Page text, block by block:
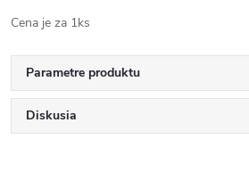
Cena je za 1ks
Parametre produktu
Diskusia